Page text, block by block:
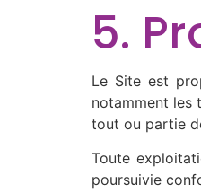
5.
Le Site est
notamment les
tout ou partie
Toute
poursuivie